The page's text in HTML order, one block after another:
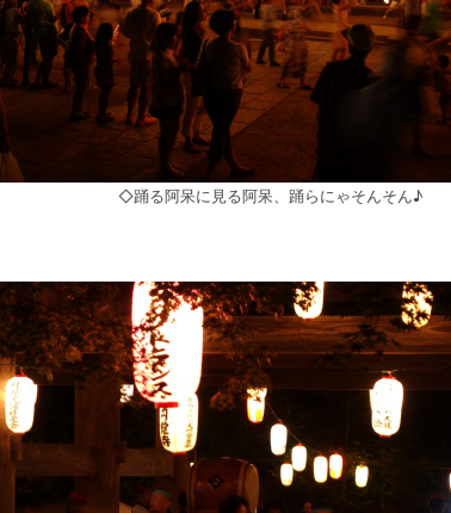
◇踊る阿呆に見る阿呆、踊らにゃそんそん♪